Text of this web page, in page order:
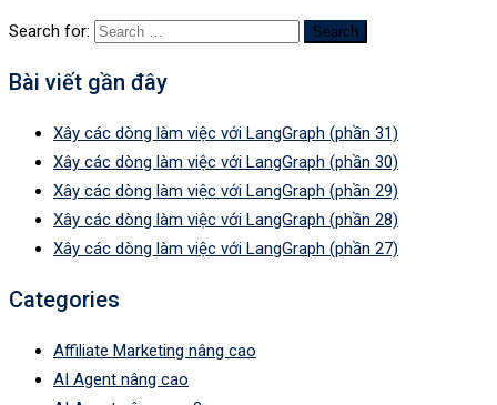
Search for:
Bài viết gần đây
Xây các dòng làm việc với LangGraph (phần 31)
Xây các dòng làm việc với LangGraph (phần 30)
Xây các dòng làm việc với LangGraph (phần 29)
Xây các dòng làm việc với LangGraph (phần 28)
Xây các dòng làm việc với LangGraph (phần 27)
Categories
Affiliate Marketing nâng cao
AI Agent nâng cao